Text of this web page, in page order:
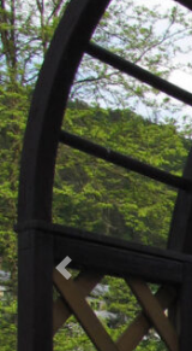
Vorheriges